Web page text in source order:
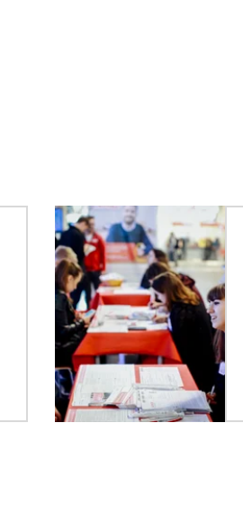
palcem, aby zobaczyć